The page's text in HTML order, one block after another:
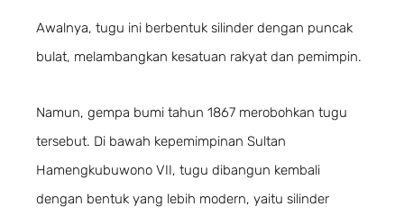
Awalnya, tugu ini berbentuk silinder dengan puncak
bulat, melambangkan kesatuan rakyat dan pemimpin.
Namun, gempa bumi tahun 1867 merobohkan tugu
tersebut. Di bawah kepemimpinan Sultan
Hamengkubuwono VII, tugu dibangun kembali
dengan bentuk yang lebih modern, yaitu silinder